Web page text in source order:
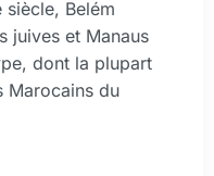
siècle, Belém
juives et Manaus
dont la plupart
Marocains du